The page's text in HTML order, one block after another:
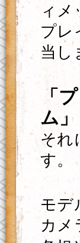
ィ
プレ
当し
「
ム」
それ
す。
モデ
カメ